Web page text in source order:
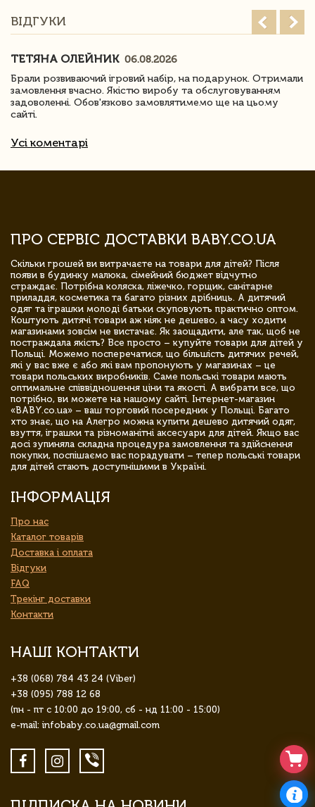
ВІДГУКИ
ТЕТЯНА ОЛЕЙНИК 06.08.2026
Брали розвиваючий ігровий набір, на подарунок. Отримали
замовлення вчасно. Якістю виробу та обслуговуванням
задоволенні. Обов'язково замовлятимемо ще на цьому
сайті.
Усі коментарі
ПРО СЕРВІС ДОСТАВКИ BABY.CO.UA
Скільки грошей ви витрачаєте на товари для дітей? Після
появи в будинку малюка, сімейний бюджет відчутно
страждає. Потрібна коляска, ліжечко, горщик, санітарне
приладдя, косметика та багато різних дрібниць. А дитячий
одяг та іграшки молоді батьки скуповують практично оптом.
Коштують дитячі товари аж ніяк не дешево, а часу ходити
магазинами зовсім не вистачає. Як заощадити, але так, щоб не
постраждала якість? Все просто – купуйте товари для дітей у
Польщі. Можемо посперечатися, що більшість дитячих речей,
які у вас вже є або які вам пропонують у магазинах – це
товари польських виробників. Саме польські товари мають
оптимальне співвідношення ціни та якості. А вибрати все, що
потрібно, ви можете на нашому сайті. Інтернет-магазин
«BABY.co.ua» – ваш торговий посередник у Польщі. Багато
хто знає, що на Алегро можна купити дешево дитячий одяг,
взуття, іграшки та різноманітні аксесуари для дітей. Якщо вас
досі зупиняла складна процедура замовлення та здійснення
покупки, поспішаємо вас порадувати – тепер польські товари
для дітей стають доступнішими в Україні.
ІНФОРМАЦІЯ
Про нас
Каталог товарів
Доставка і оплата
Відгуки
FAQ
Трекінг доставки
Контакти
НАШІ КОНТАКТИ
+38 (068) 784 43 24 (Viber)
+38 (095) 788 12 68
(пн - пт с 10:00 до 19:00, сб - нд 11:00 - 15:00)
e-mail: infobaby.co.ua@gmail.com